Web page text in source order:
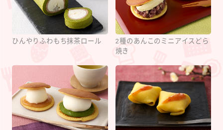
ひんやりふわもち抹茶ロール
2種のあんこのミニアイスどら
焼き